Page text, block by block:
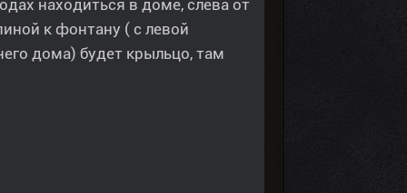
находиться в доме, слева от
к фонтану ( с левой
дома) будет крыльцо, там